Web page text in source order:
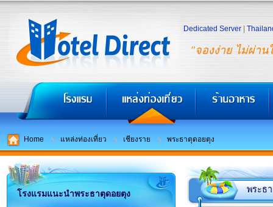
"จองง่าย ไม่ผ่าน
Dedicated Server
Home แหล่งท่องเที่ยว เชียงราย พระธาตุดอยตุง
โรงแรมแนะนำพระธาตุดอยตุง พระธ